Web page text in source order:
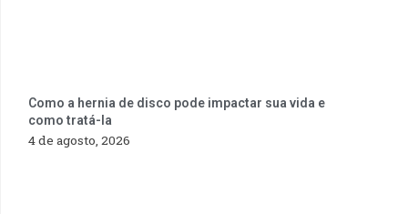
Como a hernia de disco pode impactar sua vida e
como tratá-la
4 de agosto, 2026